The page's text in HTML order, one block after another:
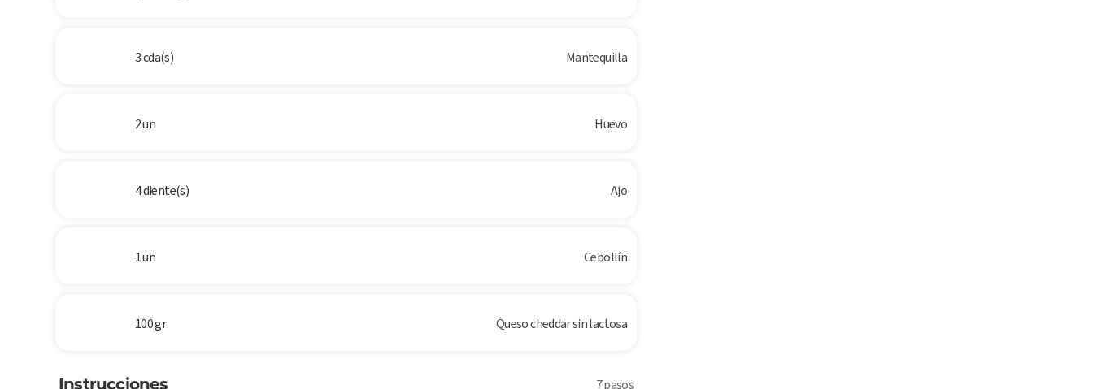
3 cda(s) Mantequilla
2 un Huevo
4 diente(s) Ajo
1 un Cebollín
100 gr Queso cheddar sin lactosa
Instrucciones 7 pasos